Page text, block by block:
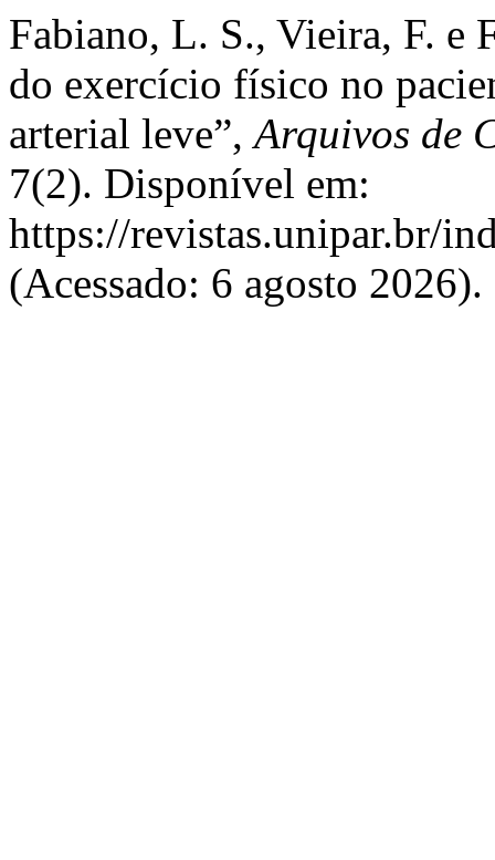
Fabiano, L. S., Vieira, F. e
do exercício físico no
arterial leve”,Arquivos de
7(2). Disponível em:
https://revistas.unipar.br/
(Acessado: 6 agosto 2026).